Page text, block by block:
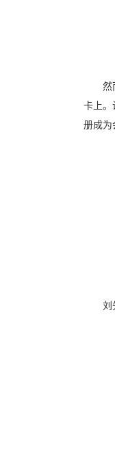
然
卡上。
册成为
刘